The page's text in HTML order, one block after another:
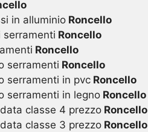
in alluminioRoncello
serramenti Roncello
Roncello
serramenti Roncello
serramenti in pvcRoncello
serramenti in legnoRoncello
classe 4 prezzoRoncello
classe 3 prezzoRoncello